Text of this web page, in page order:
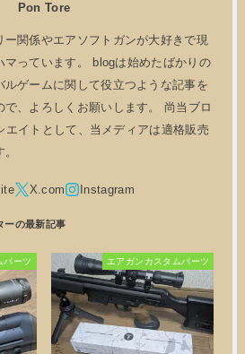
Pon Tore
関係やエアソフトガンが大好きで現
マっています。 blogは始めたばかりの
ルゲームに関して役立つような記事を
、よろしくお願いします。 尚当ブロ
エイトとして、当メディアは適格販売
パーツ エアガンカスタムパーツ